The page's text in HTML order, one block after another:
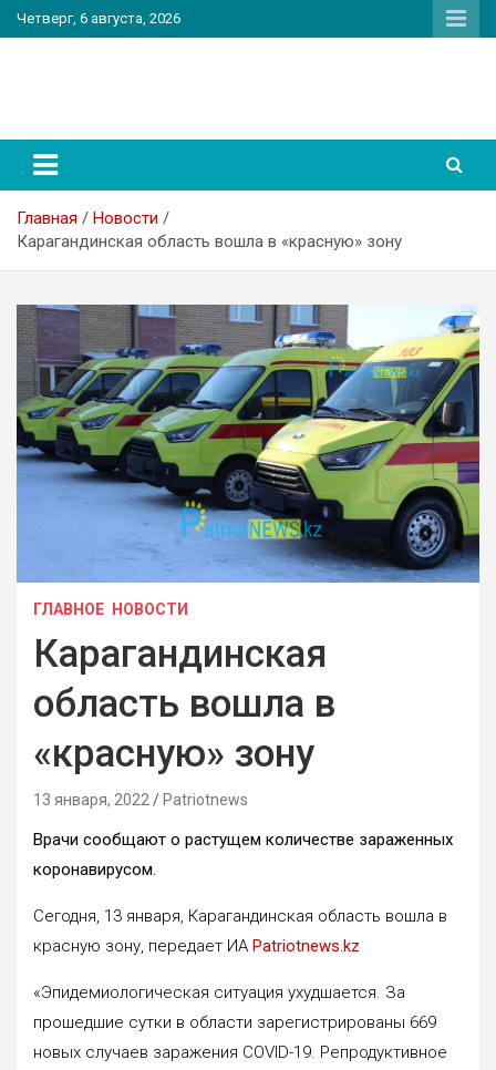
Перейти
к
Четверг, 6 августа, 2026
Главная
Новости
Карагандинская область вошла в «красную» зону
ГЛАВНОЕ НОВОСТИ
Карагандинская
область вошла в
«красную» зону
13 января, 2022 Patriotnews
Врачи сообщают о растущем количестве зараженных
коронавирусом.
Сегодня, 13 января, Карагандинская область вошла в
красную зону, передает ИА Patriotnews.kz
«Эпидемиологическая ситуация ухудшается. За
прошедшие сутки в области зарегистрированы 669
новых случаев заражения COVID-19. Репродуктивное